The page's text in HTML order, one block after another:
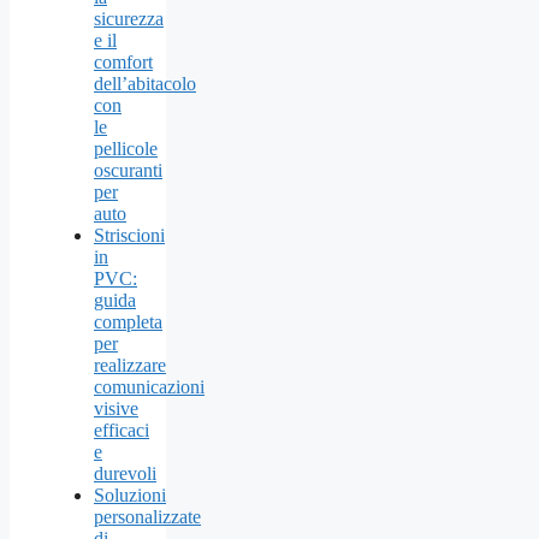
sicurezza
e il
comfort
dell’abitacolo
con
le
pellicole
oscuranti
per
auto
Striscioni
in
PVC:
guida
completa
per
realizzare
comunicazioni
visive
efficaci
e
durevoli
Soluzioni
personalizzate